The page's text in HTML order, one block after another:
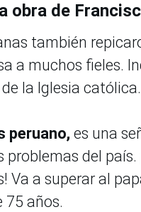
obra de
también
a muchos fieles.
la Iglesia católica.
peruano, es una
problemas del
Va a superar al
75 años.